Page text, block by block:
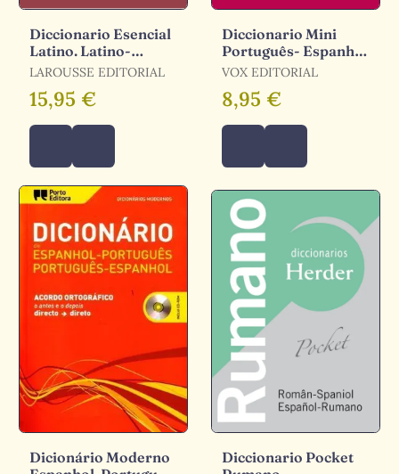
Diccionario Esencial
Latino. Latino-
Español/ Español-
LAROUSSE EDITORIAL
15,95 €
Diccionario Mini
Português- Espanhol
/ Español-Portugués
VOX EDITORIAL
8,95 €
Dicionário Moderno
Diccionario Pocket